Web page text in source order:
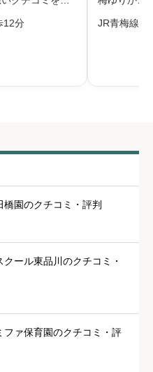

する社会福祉
食べ、よく
12分
チコミを
人の社会
JR青梅線「
園のクチコミ・評判
ール東品川のクチコミ・
ファ保育園のクチコミ・評